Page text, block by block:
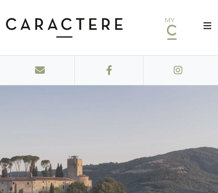
MY